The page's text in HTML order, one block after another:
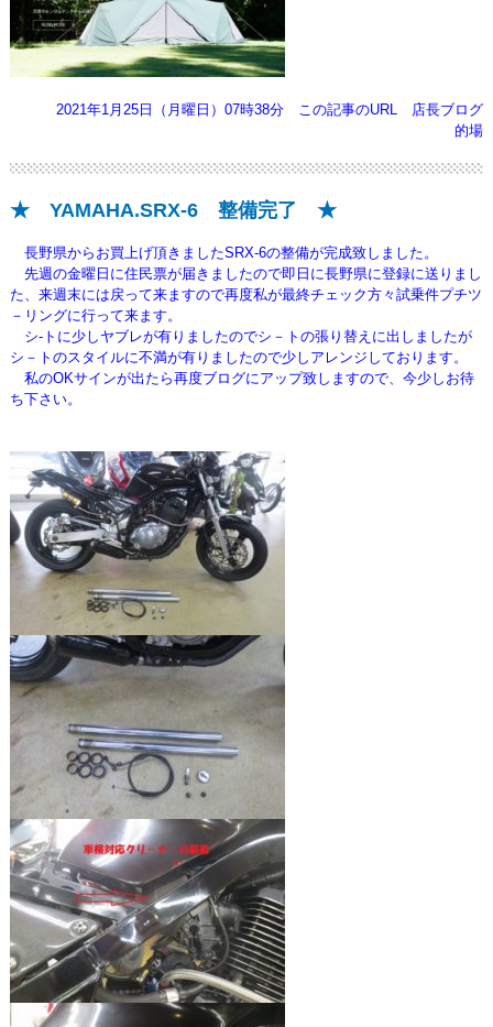
2021年1月25日（月曜日）07時38分 この記事のURL
店長ブログ
的場
★ YAMAHA.SRX-6 整備完了 ★
長野県からお買上げ頂きましたSRX-6の整備が完成致しました。
先週の金曜日に住民票が届きましたので即日に長野県に登録に送りまし
た、来週末には戻って来ますので再度私が最終チェック方々試乗件プチツ
－リングに行って来ます。
シ-トに少しヤブレが有りましたのでシ－トの張り替えに出しましたが
シ－トのスタイルに不満が有りましたので少しアレンジしております。
私のOKサインが出たら再度ブログにアップ致しますので、今少しお待
ち下さい。